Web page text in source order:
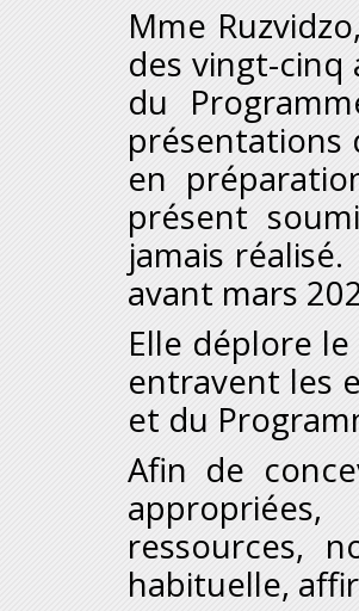
Mme
des vingt-
du
présentations
en
présent
jamais
avant mars
Elle déplore
entravent les
et du
Afin de
ressources,
habituelle,